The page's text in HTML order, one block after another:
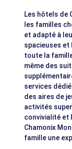
Les hôtels de
les familles
et adapté à
spacieuses et
toute la
même des
services
des aires de
activités
convivialité et
Chamonix
famille une